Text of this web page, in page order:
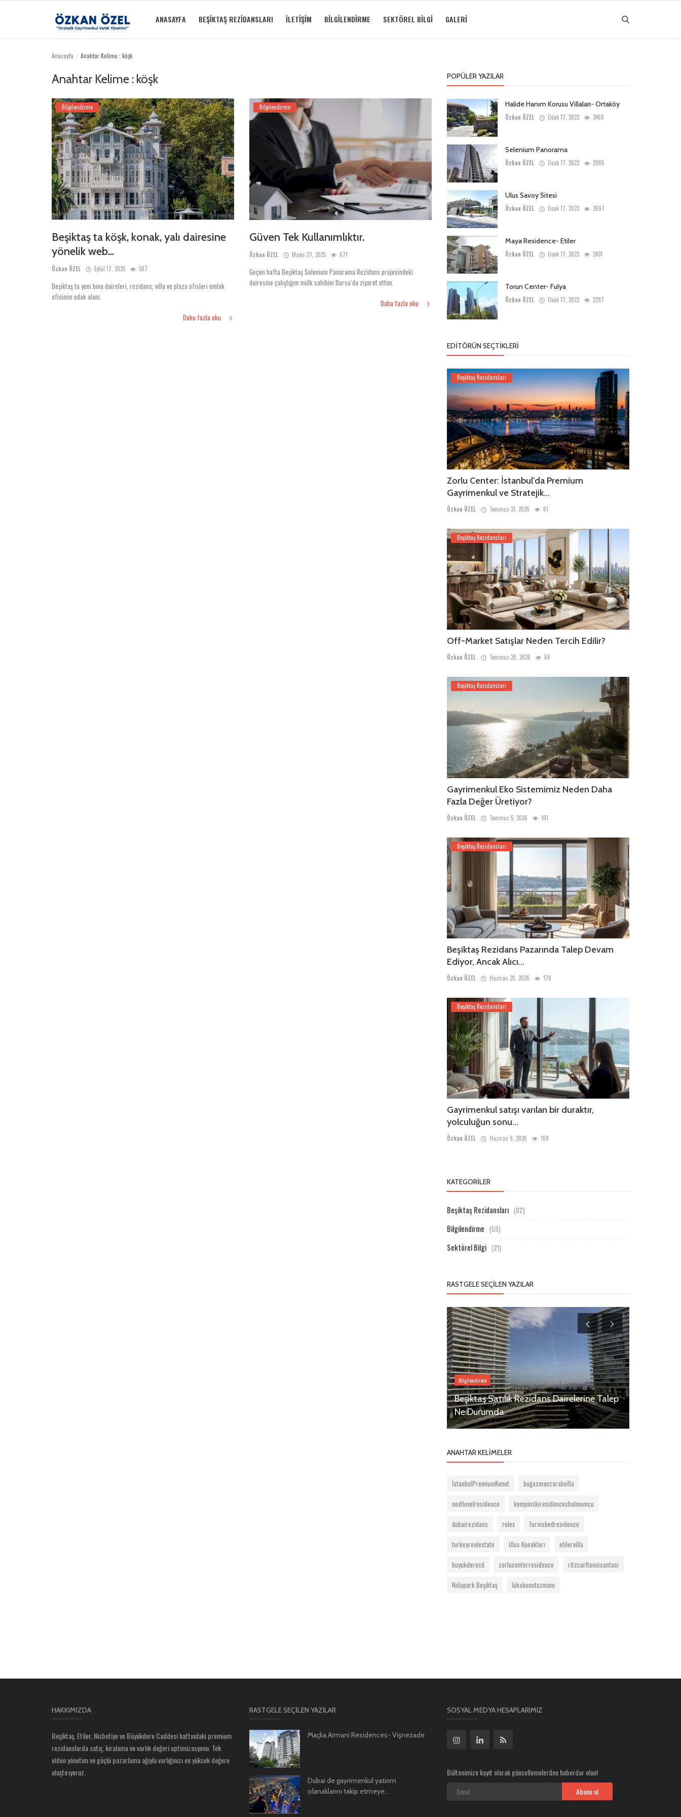
ANASAYFA BEŞIKTAŞ REZIDANSLARI İLETIŞIM BILGILENDIRME SEKTÖREL BILGI GALERI
Anasayfa Anahtar Kelime : köşk
Anahtar Kelime : köşk
Bilgilendirme
Beşiktaş ta köşk, konak, yalı dairesine
yönelik web...
Özkan ÖZEL Eylül 17, 2025 587
Beşiktaş ta yeni bina daireleri, rezidans, villa ve plaza ofisleri emlak
ofisimin odak alanı.
Daha fazla oku
Bilgilendirme
Güven Tek Kullanımlıktır.
Özkan ÖZEL Mayıs 27, 2025 671
Geçen hafta Beşiktaş Selenium Panorama Rezidans projesindeki
dairesine çalıştığım mülk sahibini Bursa’da ziyaret ettim.
Daha fazla oku
POPÜLER YAZILAR
Halide Hanım Korusu Villaları- Ortaköy
Özkan ÖZEL Ocak 17, 2023 3460
Selenium Panorama
Özkan ÖZEL Ocak 17, 2023 2905
Ulus Savoy Sitesi
Özkan ÖZEL Ocak 17, 2023 2697
Maya Residence- Etiler
Özkan ÖZEL Ocak 17, 2023 2431
Torun Center- Fulya
Özkan ÖZEL Ocak 17, 2023 2297
EDITÖRÜN SEÇTIKLERI
Beşiktaş Rezidansları
Zorlu Center: İstanbul'da Premium
Gayrimenkul ve Stratejik...
Özkan ÖZEL Temmuz 31, 2026 61
Beşiktaş Rezidansları
Off-Market Satışlar Neden Tercih Edilir?
Özkan ÖZEL Temmuz 20, 2026 64
Beşiktaş Rezidansları
Gayrimenkul Eko Sistemimiz Neden Daha
Fazla Değer Üretiyor?
Özkan ÖZEL Temmuz 5, 2026 101
Beşiktaş Rezidansları
Beşiktaş Rezidans Pazarında Talep Devam
Ediyor, Ancak Alıcı...
Özkan ÖZEL Haziran 20, 2026 170
Beşiktaş Rezidansları
Gayrimenkul satışı varılan bir duraktır,
yolculuğun sonu...
Özkan ÖZEL Haziran 9, 2026 169
KATEGORILER
Beşiktaş Rezidansları (82)
Bilgilendirme (59)
Sektörel Bilgi (21)
RASTGELE SEÇILEN YAZILAR
Bilgilendirme
Beşiktaş Satılık Rezidans Dairelerine Talep
Ne Durumda.
ANAHTAR KELIMELER
İstanbulPremiumKonut
boğazmanzaralıvilla
nextlevelresidence
kempinskiresidencesbalmumcu
dubairezidans
rolex
furnishedresidence
turkeyrealestate
Ulus Konakları
etilervilla
buyukderecd
zorlucenterresidence
ritzcarltonnisantasi
Nidapark Beşiktaş
lükskonutuzmanı
HAKKIMIZDA
Beşiktaş, Etiler, Nisbetiye ve Büyükdere Caddesi hattındaki premium
rezidanslarda satış, kiralama ve varlık değeri optimizasyonu. Tek
elden yönetim ve güçlü pazarlama ağıyla varlığınızı en yüksek değere
ulaştırıyoruz.
RASTGELE SEÇILEN YAZILAR
Maçka Armani Residences- Vişnezade
Dubai de gayrimenkul yatırım
olanaklarını takip etmeye...
SOSYAL MEDYA HESAPLARIMIZ
Bültenimize kayıt olarak güncellemelerden haberdar olun!
Abone ol